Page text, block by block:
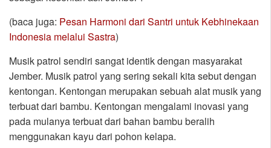
(baca juga: Pesan Harmoni dari Santri untuk Kebhinekaan
Indonesia melalui Sastra)
Musik patrol sendiri sangat identik dengan masyarakat
Jember. Musik patrol yang sering sekali kita sebut dengan
kentongan. Kentongan merupakan sebuah alat musik yang
terbuat dari bambu. Kentongan mengalami inovasi yang
pada mulanya terbuat dari bahan bambu beralih
menggunakan kayu dari pohon kelapa.